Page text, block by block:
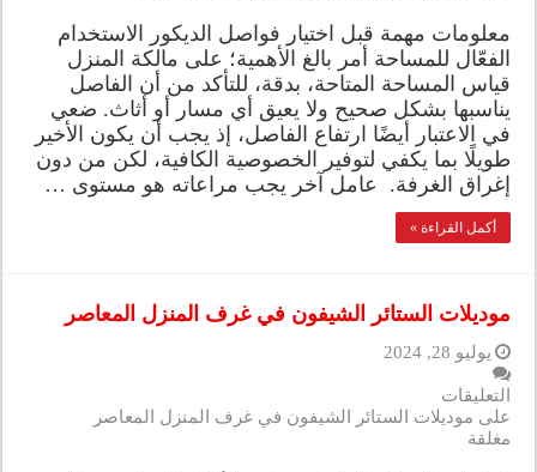
معلومات مهمة قبل اختيار فواصل الديكور الاستخدام
الفعّال للمساحة أمر بالغ الأهمية؛ على مالكة المنزل
قياس المساحة المتاحة، بدقة، للتأكد من أن الفاصل
يناسبها بشكل صحيح ولا يعيق أي مسار أو أثاث. ضعي
في الاعتبار أيضًا ارتفاع الفاصل، إذ يجب أن يكون الأخير
طويلًا بما يكفي لتوفير الخصوصية الكافية، لكن من دون
إغراق الغرفة. عامل آخر يجب مراعاته هو مستوى …
أكمل القراءة »
موديلات الستائر الشيفون في غرف المنزل المعاصر
يوليو 28, 2024
التعليقات
على موديلات الستائر الشيفون في غرف المنزل المعاصر
مغلقة